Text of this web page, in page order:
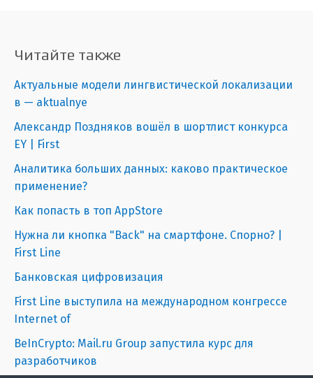
Читайте также
Актуальные модели лингвистической локализации
в — aktualnye
Александр Поздняков вошёл в шортлист конкурса
EY | First
Аналитика больших данных: каково практическое
применение?
Как попасть в топ AppStore
Нужна ли кнопка "Back" на смартфоне. Спорно? |
First Line
Банковская цифровизация
First Line выступила на международном конгрессе
Internet of
BeInCrypto: Mail.ru Group запустила курс для
разработчиков